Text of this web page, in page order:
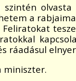
szintén
a
ráadásul
miniszter.